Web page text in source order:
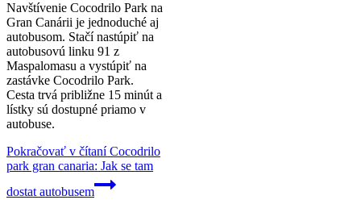
Navštívenie Cocodrilo Park na
Gran Canárii je jednoduché aj
autobusom. Stačí nastúpiť na
autobusovú linku 91 z
Maspalomasu a vystúpiť na
zastávke Cocodrilo Park.
Cesta trvá približne 15 minút a
lístky sú dostupné priamo v
autobuse.
Pokračovať v čítaníCocodrilo
park gran canaria: Jak se tam
dostat autobusem